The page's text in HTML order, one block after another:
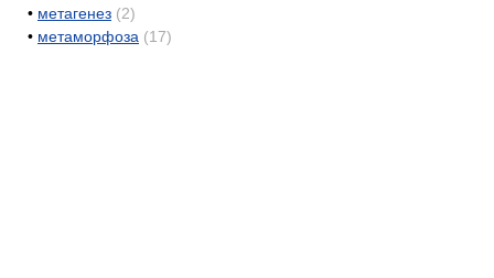
• метагенез (2)
• метаморфоза (17)